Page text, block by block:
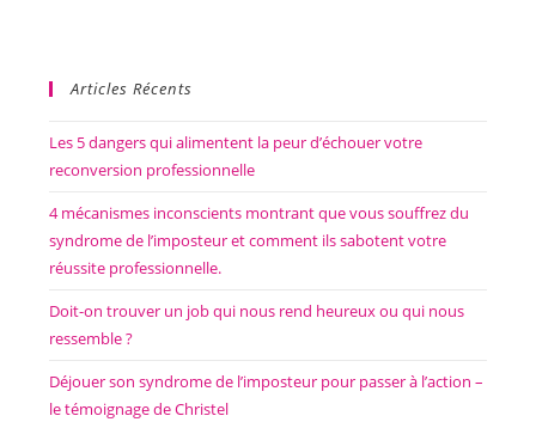
Articles Récents
Les 5 dangers qui alimentent la peur d’échouer votre
reconversion professionnelle
4 mécanismes inconscients montrant que vous souffrez du
syndrome de l’imposteur et comment ils sabotent votre
réussite professionnelle.
Doit-on trouver un job qui nous rend heureux ou qui nous
ressemble ?
Déjouer son syndrome de l’imposteur pour passer à l’action –
le témoignage de Christel